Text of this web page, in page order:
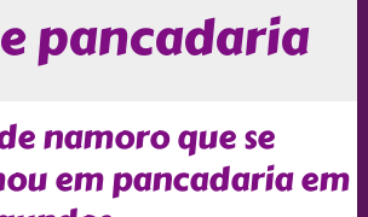
pancadaria
namoro que se
em pancadaria em